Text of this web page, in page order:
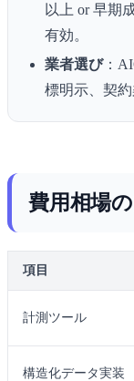
以上 or 早期
有効。
業者選び：
標明示、契約
費用相場
項目
計測ツール
構造化データ実装